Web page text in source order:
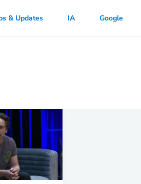
& Updates IA Google